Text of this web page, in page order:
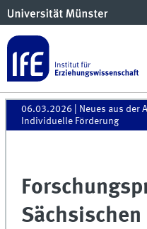
06.03.2026 | Neues aus der
Individuelle Förderung
Sächsischen